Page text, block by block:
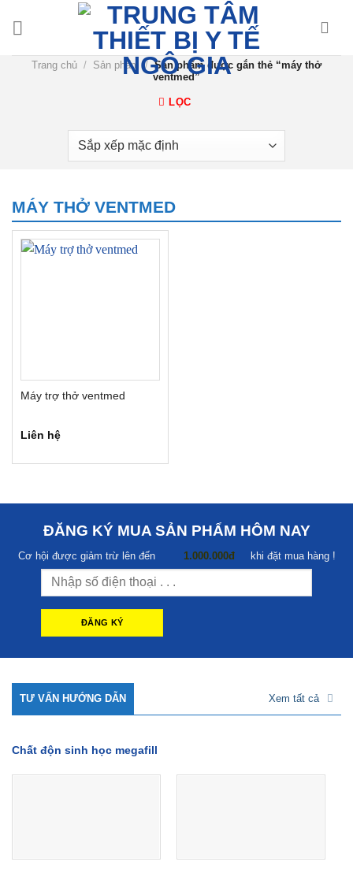
Trang chủ / Sản phẩm / Sản phẩm được gắn thẻ “máy thở
ventmed”
LỌC
MÁY THỞ VENTMED
Máy trợ thở ventmed
Liên hệ
ĐĂNG KÝ MUA SẢN PHẨM HÔM NAY
Cơ hội được giảm trừ lên đến 1.000.000đ khi đặt mua hàng !
TƯ VẤN HƯỚNG DẪN Xem tất cả
Chất độn sinh học megafill